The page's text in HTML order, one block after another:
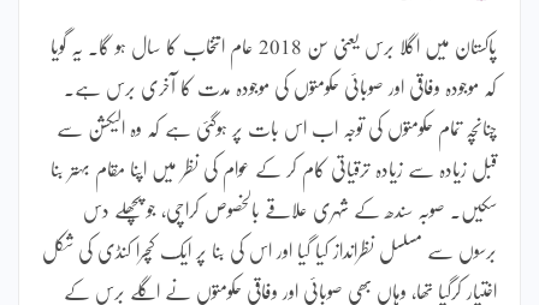
پاکستان میں اگلا برس یعنی سن 2018 عام انتخاب کا سال ہو گا۔ یہ گویا
کہ موجودہ وفاقی اور صوبائی حکومتوں کی موجودہ مدت کا آخری برس ہے۔
چنانچہ تمام حکومتوں کی توجہ اب اس بات پر ہوگئی ہے کہ وہ الیکشن سے
قبل زیادہ سے زیادہ ترقیاتی کام کر کے عوام کی نظر میں اپنا مقام بہتر بنا
سکیں۔ صوبہ سندھ کے شہری علاقے بالخصوص کراچی، جو پچھلے دس
برسوں سے مسلسل نظرانداز کیا گیا اور اس کی بنا پر ایک کچرا کنڈی کی شکل
اختیار کرگیا تھا، وہاں بھی صوبائی اور وفاقی حکومتوں نے اگلے برس کے